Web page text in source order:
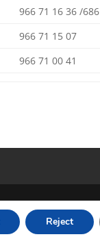
966 71 16 36 /
966 71 15 07
966 71 00 41
Reject